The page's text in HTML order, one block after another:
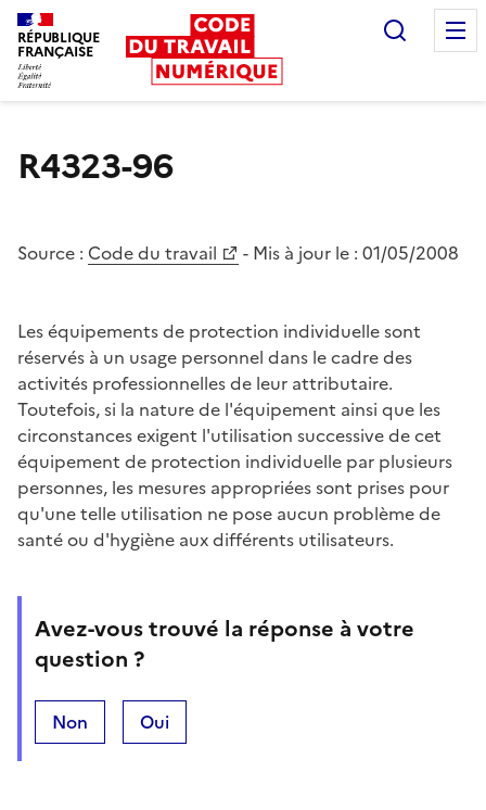
RÉPUBLIQUE
FRANÇAISE
R4323-96
Source : Code du travail - Mis à jour le : 01/05/2008
Les équipements de protection individuelle sont
réservés à un usage personnel dans le cadre des
activités professionnelles de leur attributaire.
Toutefois, si la nature de l'équipement ainsi que les
circonstances exigent l'utilisation successive de cet
équipement de protection individuelle par plusieurs
personnes, les mesures appropriées sont prises pour
qu'une telle utilisation ne pose aucun problème de
santé ou d'hygiène aux différents utilisateurs.
Avez-vous trouvé la réponse à votre
question ?
Non Oui